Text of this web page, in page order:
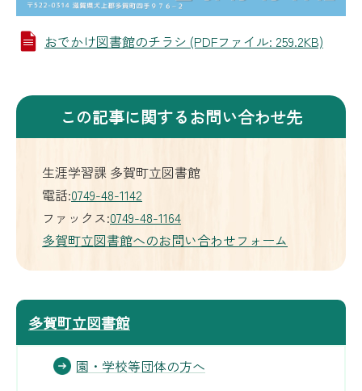
おでかけ図書館のチラシ (PDFファイル: 259.2KB)
この記事に関するお問い合わせ先
生涯学習課 多賀町立図書館
電話:0749-48-1142
ファックス:0749-48-1164
多賀町立図書館へのお問い合わせフォーム
多賀町立図書館
園・学校等団体の方へ